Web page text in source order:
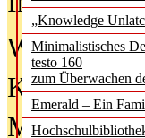
„Knowledge
Minimalistisches
testo 160
zum Überwachen
Emerald – Ein
Was
Kinder in
Metadaten